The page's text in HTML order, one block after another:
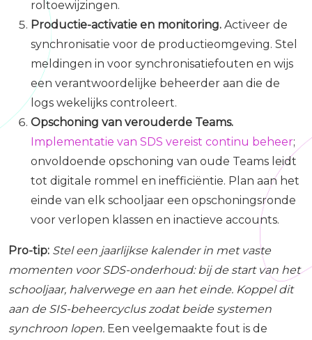
roltoewijzingen.
Productie-activatie en monitoring. Activeer de
synchronisatie voor de productieomgeving. Stel
meldingen in voor synchronisatiefouten en wijs
een verantwoordelijke beheerder aan die de
logs wekelijks controleert.
Opschoning van verouderde Teams.
Implementatie van SDS vereist continu beheer;
onvoldoende opschoning van oude Teams leidt
tot digitale rommel en inefficiëntie. Plan aan het
einde van elk schooljaar een opschoningsronde
voor verlopen klassen en inactieve accounts.
Pro-tip: Stel een jaarlijkse kalender in met vaste
momenten voor SDS-onderhoud: bij de start van het
schooljaar, halverwege en aan het einde. Koppel dit
aan de SIS-beheercyclus zodat beide systemen
synchroon lopen. Een veelgemaakte fout is de